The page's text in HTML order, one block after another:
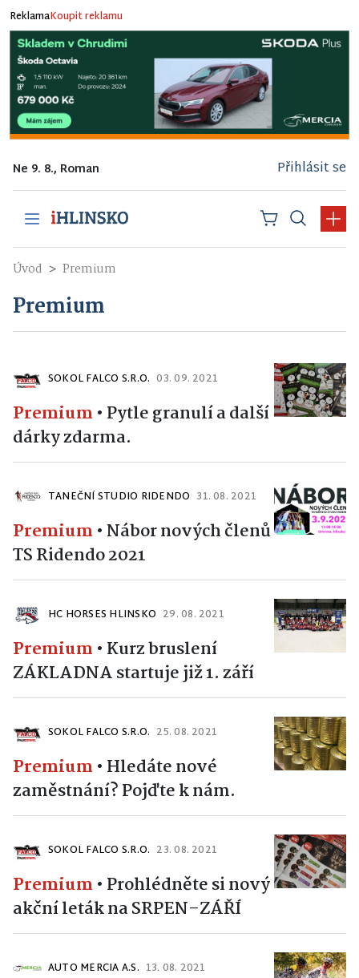
ReklamaKoupit reklamu
Ne 9. 8., Roman Přihlásit se
Úvod Premium
Premium
SOKOL FALCO S.R.O. 03. 09. 2021
Premium • Pytle granulí a další
dárky zdarma.
TANEČNÍ STUDIO RIDENDO 31. 08. 2021
Premium • Nábor nových členů
TS Ridendo 2021
HC HORSES HLINSKO 29. 08. 2021
Premium • Kurz bruslení
ZÁKLADNA startuje již 1. září
SOKOL FALCO S.R.O. 25. 08. 2021
Premium • Hledáte nové
zaměstnání? Pojďte k nám.
SOKOL FALCO S.R.O. 23. 08. 2021
Premium • Prohlédněte si nový
akční leták na SRPEN–ZÁŘÍ
AUTO MERCIA A.S. 13. 08. 2021